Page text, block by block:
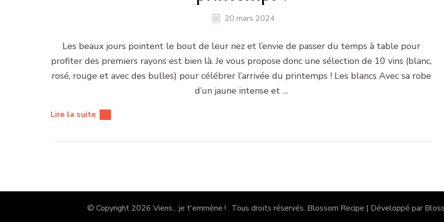
20 mars 2024
Les beaux jours pointent le bout de leur nez et l’envie de passer du temps à table pour
profiter des premiers rayons est bien là. Je vous propose donc une sélection de 10 vins (blanc,
rosé, rouge et avec des bulles) pour célébrer l’arrivée du printemps ! Les blancs Avec sa robe
d’un jaune intense et …
Lire la suite
© Copyright 2026 Viens... je t'emmène ! . Tous droits réservés. Blossom Recipe | Développé par